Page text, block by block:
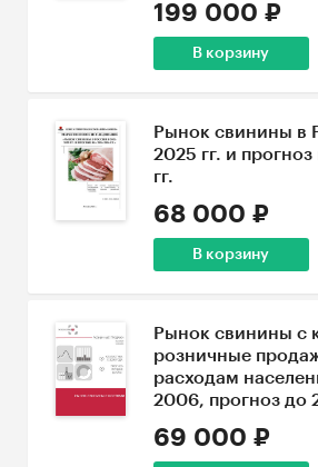
199 000 ₽
В корзину
Рынок свинины в
2025 гг. и
гг.
68 000 ₽
В корзину
Рынок свинины с
розничные
расходам
2006, прогноз до
69 000 ₽